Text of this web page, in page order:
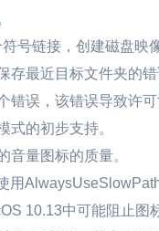
号链接，创建磁盘映
存最近目标文件夹的错
错误，该错误导致许
式的初步支持。
音量图标的质量。
用
10.13中可能阻止图